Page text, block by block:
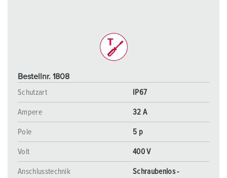
Bestellnr. 1808
Schutzart
IP67
Ampere 32 A
Pole 5 p
Volt 400 V
Anschlusstechnik
Schraubenlos -